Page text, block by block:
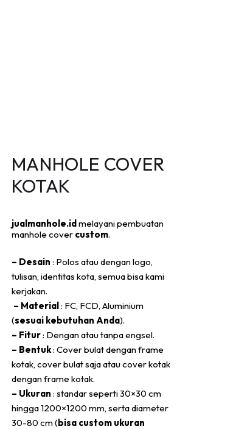
MANHOLE COVER
KOTAK
jualmanhole.idmelayani pembuatan
manhole cover custom.
– Desain : Polos atau dengan logo,
tulisan, identitas kota, semua bisa kami
kerjakan.
– Material: FC, FCD, Aluminium
(sesuai kebutuhan Anda).
– Fitur: Dengan atau tanpa engsel.
– Bentuk: Cover bulat dengan frame
kotak, cover bulat saja atau cover kotak
dengan frame kotak.
– Ukuran : standar seperti 30×30 cm
hingga 1200×1200 mm, serta diameter
30-80 cm (bisa custom ukuran